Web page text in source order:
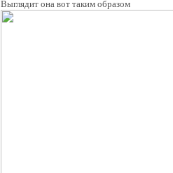
Выглядит она вот таким образом